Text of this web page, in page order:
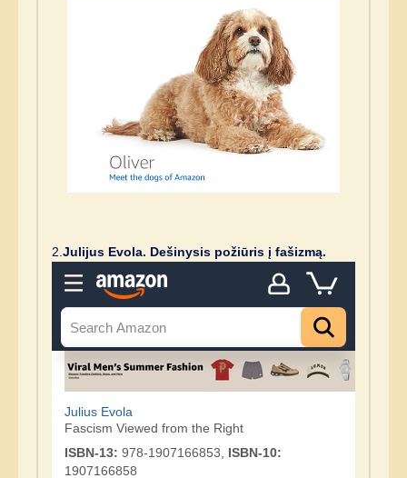
2. Julijus Evola. Dešinysis požiūris į fašizmą.